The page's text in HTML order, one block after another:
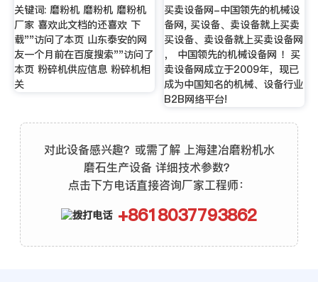
关键词: 磨粉机 磨粉机 磨粉机
厂家 喜欢此文档的还喜欢 下
载""访问了本页 山东泰安的网
友一个月前在百度搜索""访问了
本页 粉碎机供应信息 粉碎机相
关
买卖设备网-中国领先的机械设
备网, 买设备、卖设备就上买卖
买设备、卖设备就上买卖设备网
， 中国领先的机械设备网 ！买
卖设备网成立于2009年，现已
成为中国知名的机械、设备行业
B2B网络平台!
对此设备感兴趣？或需了解 上海建冶磨粉机水
磨石生产设备 详细技术参数？
点击下方电话直接咨询厂家工程师：
+8618037793862